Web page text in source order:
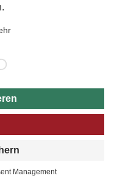
Innsbruck
Einstellungen